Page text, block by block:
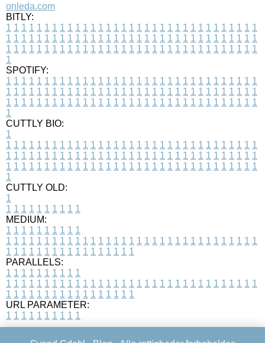
onleda.com
BITLY:
1 1 1 1 1 1 1 1 1 1 1 1 1 1 1 1 1 1 1 1 1 1 1 1 1 1 1 1 1 1 1 1 1
1 1 1 1 1 1 1 1 1 1 1 1 1 1 1 1 1 1 1 1 1 1 1 1 1 1 1 1 1 1 1 1 1
1 1 1 1 1 1 1 1 1 1 1 1 1 1 1 1 1 1 1 1 1 1 1 1 1 1 1 1 1 1 1 1 1
1
SPOTIFY:
1 1 1 1 1 1 1 1 1 1 1 1 1 1 1 1 1 1 1 1 1 1 1 1 1 1 1 1 1 1 1 1 1
1 1 1 1 1 1 1 1 1 1 1 1 1 1 1 1 1 1 1 1 1 1 1 1 1 1 1 1 1 1 1 1 1
1 1 1 1 1 1 1 1 1 1 1 1 1 1 1 1 1 1 1 1 1 1 1 1 1 1 1 1 1 1 1 1 1
1
CUTTLY BIO:
1
1 1 1 1 1 1 1 1 1 1 1 1 1 1 1 1 1 1 1 1 1 1 1 1 1 1 1 1 1 1 1 1 1
1 1 1 1 1 1 1 1 1 1 1 1 1 1 1 1 1 1 1 1 1 1 1 1 1 1 1 1 1 1 1 1 1
1 1 1 1 1 1 1 1 1 1 1 1 1 1 1 1 1 1 1 1 1 1 1 1 1 1 1 1 1 1 1 1 1
1
CUTTLY OLD:
1
1 1 1 1 1 1 1 1 1 1
MEDIUM:
1 1 1 1 1 1 1 1 1 1
1 1 1 1 1 1 1 1 1 1 1 1 1 1 1 1 1 1 1 1 1 1 1 1 1 1 1 1 1 1 1 1 1
1 1 1 1 1 1 1 1 1 1 1 1 1 1 1 1 1
PARALLELS:
1 1 1 1 1 1 1 1 1 1
1 1 1 1 1 1 1 1 1 1 1 1 1 1 1 1 1 1 1 1 1 1 1 1 1 1 1 1 1 1 1 1 1
1 1 1 1 1 1 1 1 1 1 1 1 1 1 1 1 1
URL PARAMETER:
1 1 1 1 1 1 1 1 1 1